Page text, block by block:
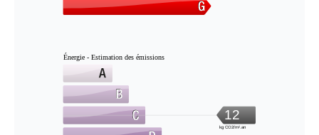
Énergie - Estimation des émissions
12
kg CO2/m².an